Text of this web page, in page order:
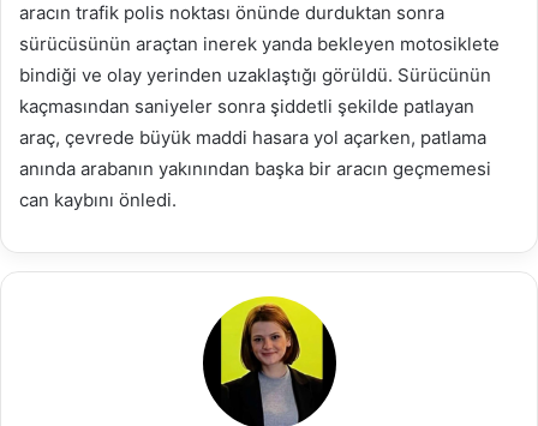
aracın trafik polis noktası önünde durduktan sonra
sürücüsünün araçtan inerek yanda bekleyen motosiklete
bindiği ve olay yerinden uzaklaştığı görüldü. Sürücünün
kaçmasından saniyeler sonra şiddetli şekilde patlayan
araç, çevrede büyük maddi hasara yol açarken, patlama
anında arabanın yakınından başka bir aracın geçmemesi
can kaybını önledi.